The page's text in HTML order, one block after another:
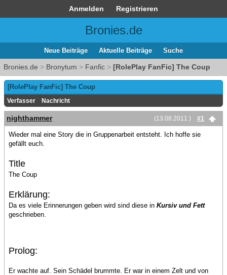
Anmelden Registrieren
Bronies.de
Neue Beiträge Aktuelle Beiträge Suche
Bronies.de > Bronytum > Fanfic > [RolePlay FanFic] The Coup
[RolePlay FanFic] The Coup
Verfasser Nachricht
(13.08.2011 ) #1
nighthammer
Wieder mal eine Story die in Gruppenarbeit entsteht. Ich hoffe sie
gefällt euch.
Title
The Coup
Erklärung:
Da es viele Erinnerungen geben wird sind diese in Kursiv und Fett
geschrieben.
Prolog:
Er wachte auf. Sein Schädel brummte. Er war in einem Zelt und von